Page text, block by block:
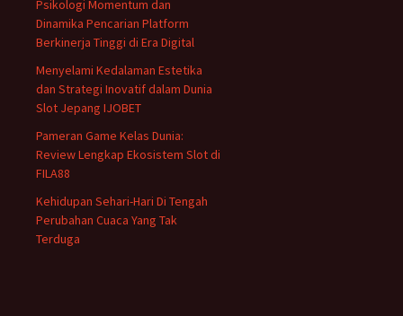
Psikologi Momentum dan
Dinamika Pencarian Platform
Berkinerja Tinggi di Era Digital
Menyelami Kedalaman Estetika
dan Strategi Inovatif dalam Dunia
Slot Jepang IJOBET
Pameran Game Kelas Dunia:
Review Lengkap Ekosistem Slot di
FILA88
Kehidupan Sehari-Hari Di Tengah
Perubahan Cuaca Yang Tak
Terduga